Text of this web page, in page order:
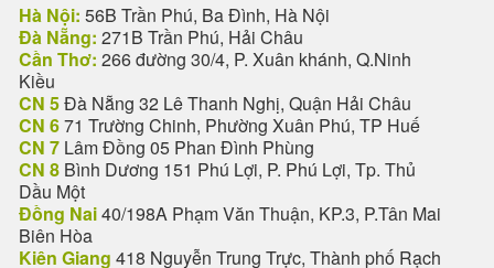
Hà Nội: 56B Trần Phú, Ba Đình, Hà Nội
Đà Nẵng: 271B Trần Phú, Hải Châu
Cần Thơ: 266 đường 30/4, P. Xuân khánh, Q.Ninh
Kiều
CN 5Đà Nẵng 32 Lê Thanh Nghị, Quận Hải Châu
CN 671 Trường Chinh, Phường Xuân Phú, TP Huế
CN 7 Lâm Đồng 05 Phan Đình Phùng
CN 8 Bình Dương 151 Phú Lợi, P. Phú Lợi, Tp. Thủ
Dầu Một
Đồng Nai40/198A Phạm Văn Thuận, KP.3, P.Tân Mai
Biên Hòa
Kiên Giang 418 Nguyễn Trung Trực, Thành phố Rạch